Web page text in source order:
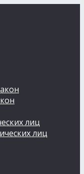
лиц
лиц